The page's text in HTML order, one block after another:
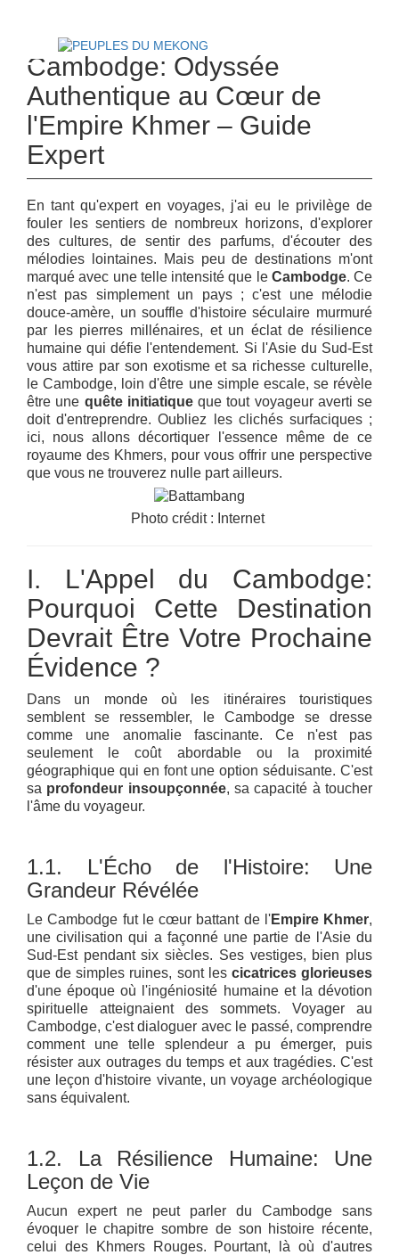
Cambodge: Odyssée
Authentique au Cœur de
l'Empire Khmer – Guide
Expert
En tant qu'expert en voyages, j'ai eu le privilège de
fouler les sentiers de nombreux horizons, d'explorer
des cultures, de sentir des parfums, d'écouter des
mélodies lointaines. Mais peu de destinations m'ont
marqué avec une telle intensité que le Cambodge. Ce
n'est pas simplement un pays ; c'est une mélodie
douce-amère, un souffle d'histoire séculaire murmuré
par les pierres millénaires, et un éclat de résilience
humaine qui défie l'entendement. Si l'Asie du Sud-Est
vous attire par son exotisme et sa richesse culturelle,
le Cambodge, loin d'être une simple escale, se révèle
être une quête initiatiqueque tout voyageur averti se
doit d'entreprendre. Oubliez les clichés surfaciques ;
ici, nous allons décortiquer l'essence même de ce
royaume des Khmers, pour vous offrir une perspective
que vous ne trouverez nulle part ailleurs.
Photo crédit : Internet
I. L'Appel du Cambodge:
Pourquoi Cette Destination
Devrait Être Votre Prochaine
Évidence ?
Dans un monde où les itinéraires touristiques
semblent se ressembler, le Cambodge se dresse
comme une anomalie fascinante. Ce n'est pas
seulement le coût abordable ou la proximité
géographique qui en font une option séduisante. C'est
sa profondeur insoupçonnée, sa capacité à toucher
l'âme du voyageur.
1.1. L'Écho de l'Histoire: Une
Grandeur Révélée
Le Cambodge fut le cœur battant de l'Empire Khmer,
une civilisation qui a façonné une partie de l'Asie du
Sud-Est pendant six siècles. Ses vestiges, bien plus
que de simples ruines, sont les cicatrices glorieuses
d'une époque où l'ingéniosité humaine et la dévotion
spirituelle atteignaient des sommets. Voyager au
Cambodge, c'est dialoguer avec le passé, comprendre
comment une telle splendeur a pu émerger, puis
résister aux outrages du temps et aux tragédies. C'est
une leçon d'histoire vivante, un voyage archéologique
sans équivalent.
1.2. La Résilience Humaine: Une
Leçon de Vie
Aucun expert ne peut parler du Cambodge sans
évoquer le chapitre sombre de son histoire récente,
celui des Khmers Rouges. Pourtant, là où d'autres